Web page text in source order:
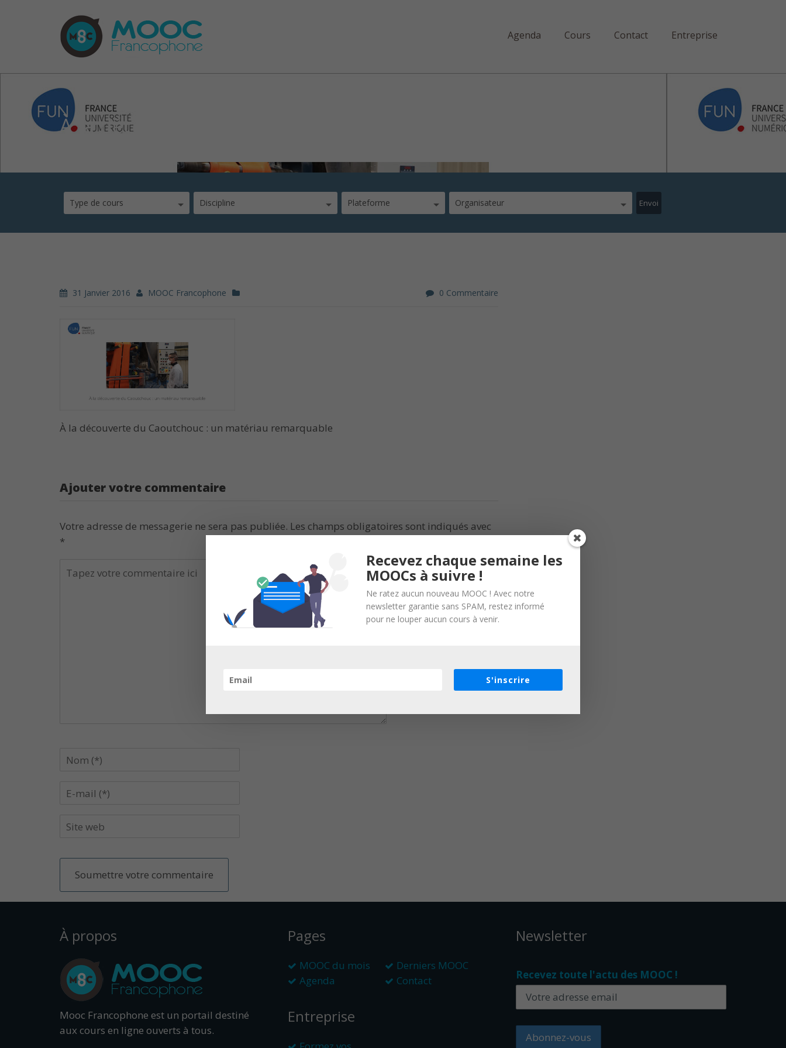
Agenda Cours Contact Entreprise
À la découverte du Caoutchouc : un matériau remarquable
Type de cours Discipline Plateforme Organisateur
31 Janvier 2016 MOOC Francophone 0 Commentaire
À la découverte du Caoutchouc : un matériau remarquable
Ajouter votre commentaire
Votre adresse de messagerie ne sera pas publiée. Les champs obligatoires sont indiqués avec
*
À propos
Mooc Francophone est un portail destiné
aux cours en ligne ouverts à tous.
Pages
MOOC du mois
Derniers MOOC
Agenda
Contact
Entreprise
Newsletter
Recevez toute l'actu des MOOC !
Recevez chaque semaine les
MOOCs à suivre !
Ne ratez aucun nouveau MOOC ! Avec notre
newsletter garantie sans SPAM, restez informé
pour ne louper aucun cours à venir.
S'inscrire